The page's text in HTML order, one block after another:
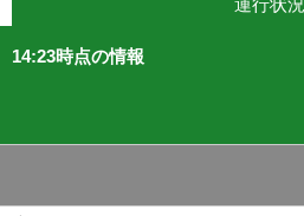
運行状況
14:23時点の情報